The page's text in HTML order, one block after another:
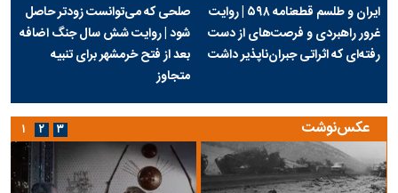
ایران و طلسم قطعنامه ۵۹۸ | روایت
غرور راهبردی و فرصت‌های از دست
رفته‌ای که اثراتی جبران‌ناپذیر داشت
صلحی که می‌توانست زودتر حاصل
شود | روایت شش سال جنگ اضافه
بعد از فتح خرمشهر برای تنبیه
متجاوز
عکس‌نوشت ۱ ۲ ۳